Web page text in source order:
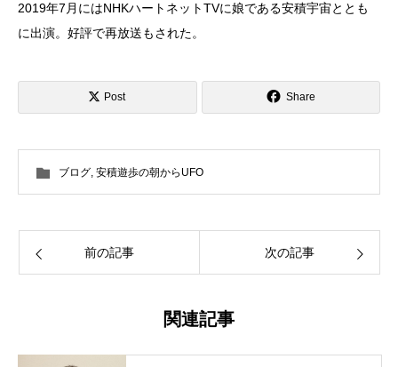
2019年7月にはNHKハートネットTVに娘である安積宇宙ととも
に出演。好評で再放送もされた。
Post Share
ブログ, 安積遊歩の朝からUFO
前の記事 次の記事
関連記事